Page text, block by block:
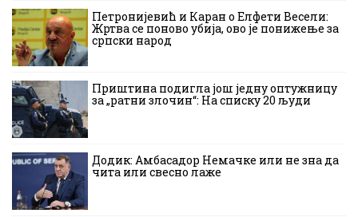
Петронијевић и Каран о Елфети Весели:
Жртва се поново убија, ово је понижење за
српски народ
Приштина подигла још једну оптужницу
за „ратни злочин“: На списку 20 људи
Додик: Амбасадор Немачке или не зна да
чита или свесно лаже